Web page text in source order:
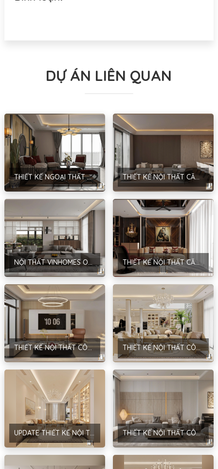
DỰ ÁN LIÊN QUAN
THIẾT KẾ NGOẠI THẤT CĂN HỘ CHUNG CƯ – PHONG CÁCH INDOCHINE – HÀ NỘI THIẾT KẾ NỘI THẤT CĂN HỘ – HIỆN ĐẠI – HẢI DƯƠNG – ANH QUANG
NỘI THẤT VINHOMES OCEAN PARK – HIỆN ĐẠI – HƯNG YÊN THIẾT KẾ NỘI THẤT CĂN HỘ CT2-15.06 – PHONG CÁCH MODERN LUXURY – ANH DŨNG – HÀ NỘI
THIẾT KẾ NỘI THẤT CÔNG TRÌNH NHÀ Ở GIA ĐÌNH – PHONG CÁCH HIỆN ĐẠI – ANH SƠN – HÀ NỘI THIẾT KẾ NỘI THẤT CÔNG TRÌNH PHÚC LỢI BUILDING – PHONG CÁCH NEOCLASSIC – CHỊ LINH – HÀ NỘI
UPDATE THIẾT KẾ NỘI THẤT CÔNG TRÌNH NHÀ Ở DÂN DỤNG – ANH HÙNG – CẦU GIẤY – HÀ NỘI THIẾT KẾ NỘI THẤT CÔNG TRÌNH NHÀ Ở DÂN DỤNG – PHONG CÁCH HIỆN ĐẠI – ANH ĐỨC – HÀ NỘI